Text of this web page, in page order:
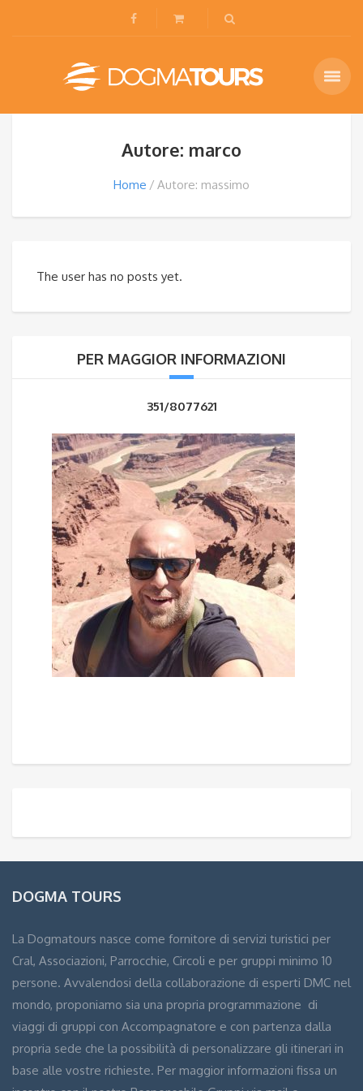
Autore: marco
Home Autore: massimo
The user has no posts yet.
PER MAGGIOR INFORMAZIONI
351/8077621
DOGMA TOURS
La Dogmatours nasce come fornitore di servizi turistici per
Cral, Associazioni, Parrocchie, Circoli e per gruppi minimo 10
persone. Avvalendosi della collaborazione di esperti DMC nel
mondo, proponiamo sia una propria programmazione di
viaggi di gruppi con Accompagnatore e con partenza dalla
propria sede che la possibilità di personalizzare gli itinerari in
base alle vostre richieste. Per maggior informazioni fissa un